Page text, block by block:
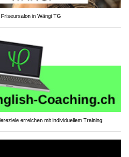
in Wängi TG
erreichen mit individuellem Training